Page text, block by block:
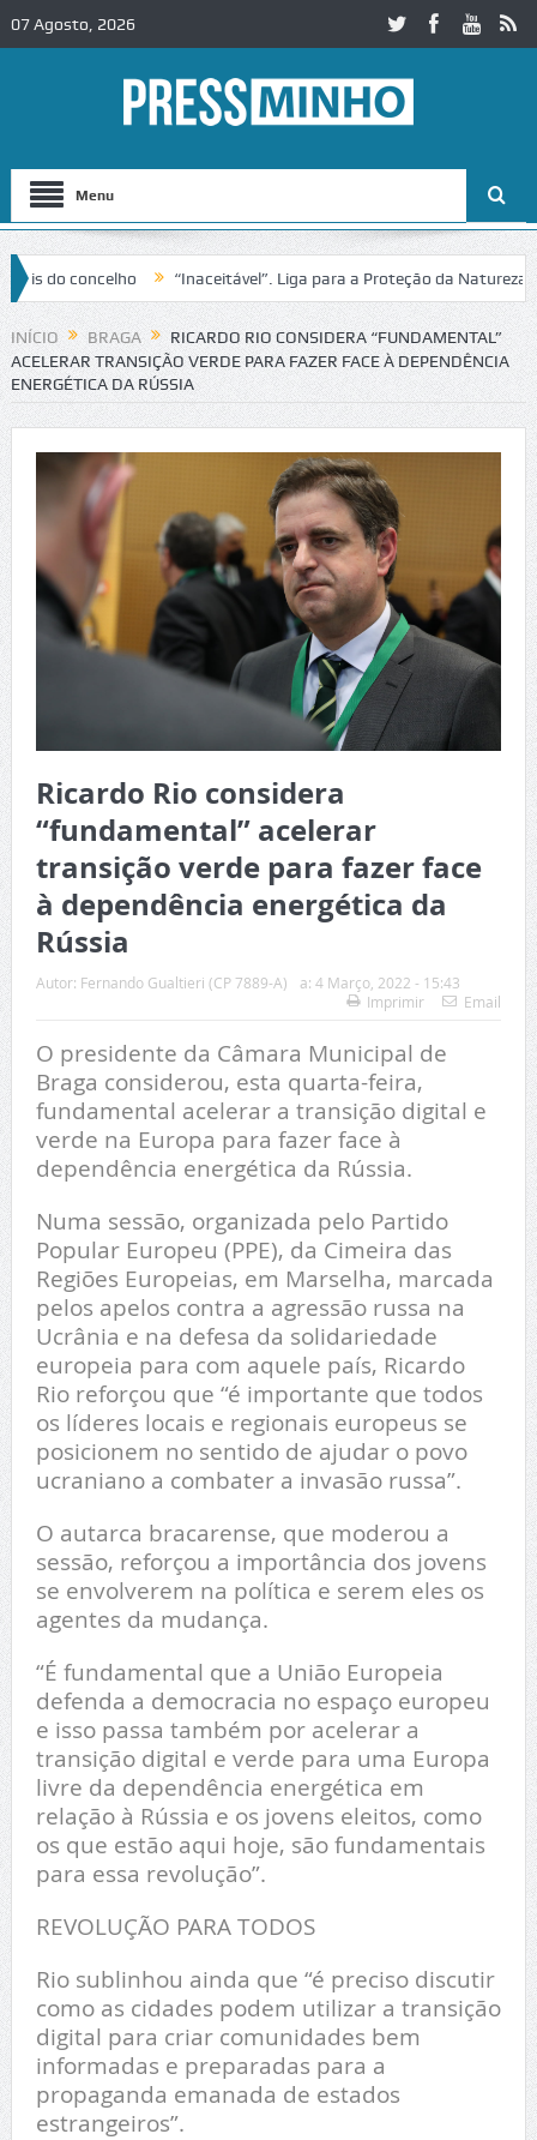
07 Agosto, 2026
Menu
concelho “Inaceitável”. Liga para a Proteção da Natureza
em Alcobaça Igreja do Castelo de Cerveira assegura
INÍCIO BRAGA
RICARDO RIO CONSIDERA “FUNDAMENTAL”
ACELERAR TRANSIÇÃO VERDE PARA FAZER FACE À DEPENDÊNCIA
ENERGÉTICA DA RÚSSIA
Ricardo Rio considera
“fundamental” acelerar
transição verde para fazer face
à dependência energética da
Rússia
Autor: Fernando Gualtieri (CP 7889-A) a: 4 Março, 2022 - 15:43
Imprimir
Email
O presidente da Câmara Municipal de
Braga considerou, esta quarta-feira,
fundamental acelerar a transição digital e
verde na Europa para fazer face à
dependência energética da Rússia.
Numa sessão, organizada pelo Partido
Popular Europeu (PPE), da Cimeira das
Regiões Europeias, em Marselha, marcada
pelos apelos contra a agressão russa na
Ucrânia e na defesa da solidariedade
europeia para com aquele país, Ricardo
Rio reforçou que “é importante que todos
os líderes locais e regionais europeus se
posicionem no sentido de ajudar o povo
ucraniano a combater a invasão russa”.
O autarca bracarense, que moderou a
sessão, reforçou a importância dos jovens
se envolverem na política e serem eles os
agentes da mudança.
“É fundamental que a União Europeia
defenda a democracia no espaço europeu
e isso passa também por acelerar a
transição digital e verde para uma Europa
livre da dependência energética em
relação à Rússia e os jovens eleitos, como
os que estão aqui hoje, são fundamentais
para essa revolução”.
REVOLUÇÃO PARA TODOS
Rio sublinhou ainda que “é preciso discutir
como as cidades podem utilizar a transição
digital para criar comunidades bem
informadas e preparadas para a
propaganda emanada de estados
estrangeiros”.